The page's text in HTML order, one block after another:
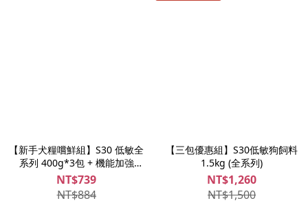
【新手犬糧嚐鮮組】S30 低敏全
系列 400g*3包 + 機能加強
400g*2包 (共5包)
NT$739
NT$884
【三包優惠組】S30低敏狗飼料
1.5kg (全系列)
NT$1,260
NT$1,500